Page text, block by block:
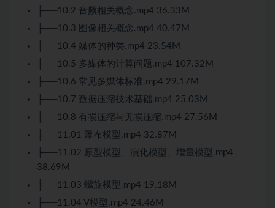
├──10.2 音频相关概念.mp4 36.33M
├──10.3 图像相关概念.mp4 40.47M
├──10.4 媒体的种类.mp4 23.54M
├──10.5 多媒体的计算问题.mp4 107.32M
├──10.6 常见多媒体标准.mp4 29.17M
├──10.7 数据压缩技术基础.mp4 25.03M
├──10.8 有损压缩与无损压缩.mp4 27.56M
├──11.01 瀑布模型.mp4 32.87M
├──11.02 原型模型、演化模型、增量模型.mp4
38.69M
├──11.03 螺旋模型.mp4 19.18M
├──11.04 V模型.mp4 24.46M